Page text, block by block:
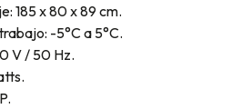
185 x 80 x 89 cm.
-5°C a 5°C.
V / 50 Hz.